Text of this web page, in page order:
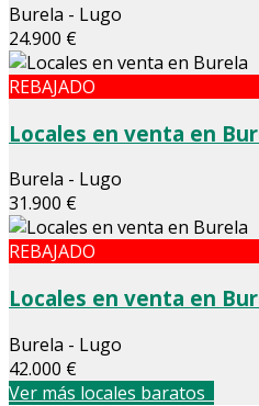
Burela - Lugo
24.900 €
REBAJADO
Locales en venta en
Burela - Lugo
31.900 €
REBAJADO
Locales en venta en
Burela - Lugo
42.000 €
Ver más locales baratos